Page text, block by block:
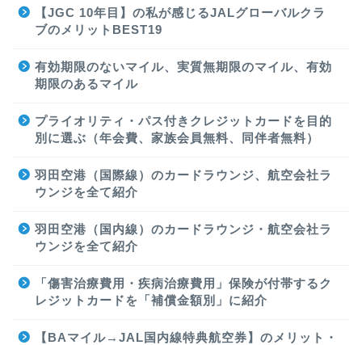
【JGC 10年目】の私が感じるJALグローバルクラ
ブのメリットBEST19
有効期限のないマイル、実質無期限のマイル、有効
期限のあるマイル
プライオリティ・パス付きクレジットカードを目的
別に選ぶ（年会費、家族会員無料、同伴者無料）
羽田空港（国際線）のカードラウンジ、航空会社ラ
ウンジを全て紹介
羽田空港（国内線）のカードラウンジ・航空会社ラ
ウンジを全て紹介
「傷害治療費用・疾病治療費用」保険が付帯するク
レジットカードを「補償金額別」に紹介
【BAマイル→JAL国内線特典航空券】のメリット・